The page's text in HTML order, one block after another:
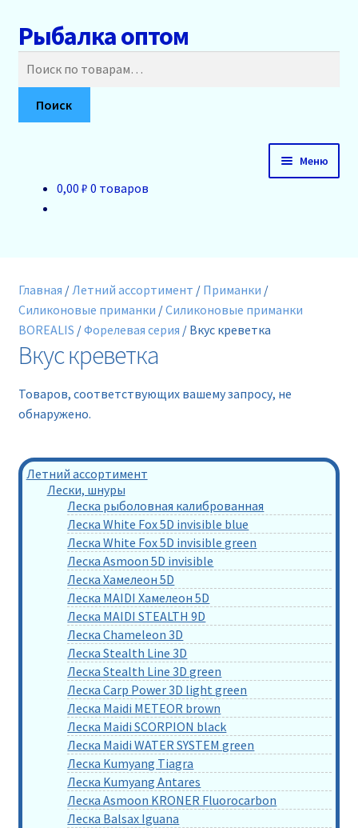
Перейти
к
навигации
Перейти
к
содержимому
Рыбалка оптом
Поиск
Меню
Доставка и оплата
Акции
Новинки
Прайс
0,00 ₽ 0 товаров
Главная /Летний ассортимент / Приманки /
Силиконовые приманки /Силиконовые приманки
BOREALIS /Форелевая серия / Вкус креветка
Вкус креветка
Товаров, соответствующих вашему запросу, не
обнаружено.
Летний ассортимент
Лески, шнуры
Леска рыболовная калиброванная
Леска White Fox 5D invisible blue
Леска White Fox 5D invisible green
Леска Asmoon 5D invisible
Леска Хамелеон 5D
Леска MAIDI Хамелеон 5D
Леска MAIDI STEALTH 9D
Леска Chameleon 3D
Леска Stealth Line 3D
Леска Stealth Line 3D green
Леска Carp Power 3D light green
Леска Maidi METEOR brown
Леска Maidi SCORPION black
Леска Maidi WATER SYSTEM green
Леска Kumyang Tiagra
Леска Kumyang Antares
Леска Asmoon KRONER Fluorocarbon
Леска Balsax Iguana